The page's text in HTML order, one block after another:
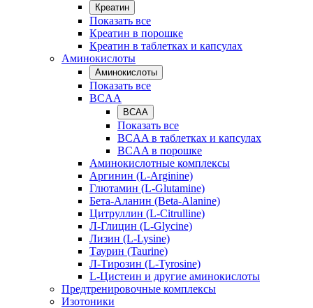
Креатин
Показать все
Креатин в порошке
Креатин в таблетках и капсулах
Аминокислоты
Аминокислоты
Показать все
BCAA
BCAA
Показать все
BCAA в таблетках и капсулах
BCAA в порошке
Аминокислотные комплексы
Аргинин (L-Arginine)
Глютамин (L-Glutamine)
Бета-Аланин (Beta-Alanine)
Цитруллин (L-Citrulline)
Л-Глицин (L-Glycine)
Лизин (L-Lysine)
Таурин (Taurine)
Л-Тирозин (L-Tyrosine)
L-Цистеин и другие аминокислоты
Предтренировочные комплексы
Изотоники